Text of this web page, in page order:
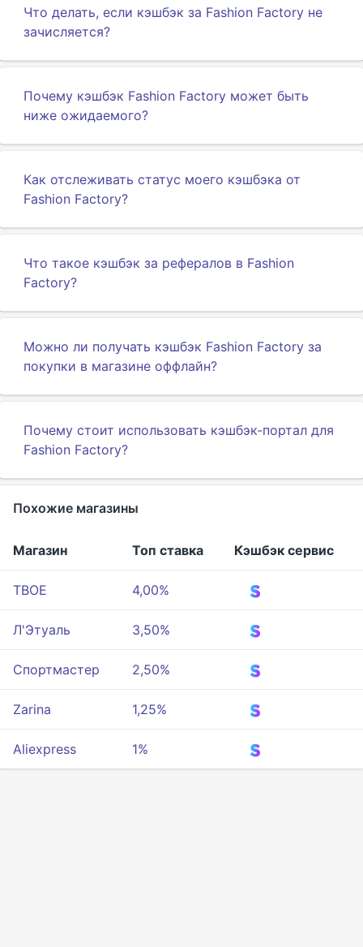
Что делать, если кэшбэк за Fashion Factory не
зачисляется?
Почему кэшбэк Fashion Factory может быть
ниже ожидаемого?
Как отслеживать статус моего кэшбэка от
Fashion Factory?
Что такое кэшбэк за рефералов в Fashion
Factory?
Можно ли получать кэшбэк Fashion Factory за
покупки в магазине оффлайн?
Почему стоит использовать кэшбэк-портал для
Fashion Factory?
Похожие магазины
Магазин Топ ставка Кэшбэк сервис
ТВОЕ 4,00%
Л'Этуаль 3,50%
Спортмастер 2,50%
Zarina 1,25%
Aliexpress 1%